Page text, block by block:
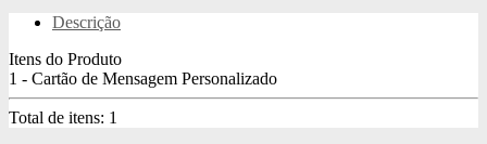
Descrição
Itens do Produto
1 - Cartão de Mensagem Personalizado
Total de itens: 1